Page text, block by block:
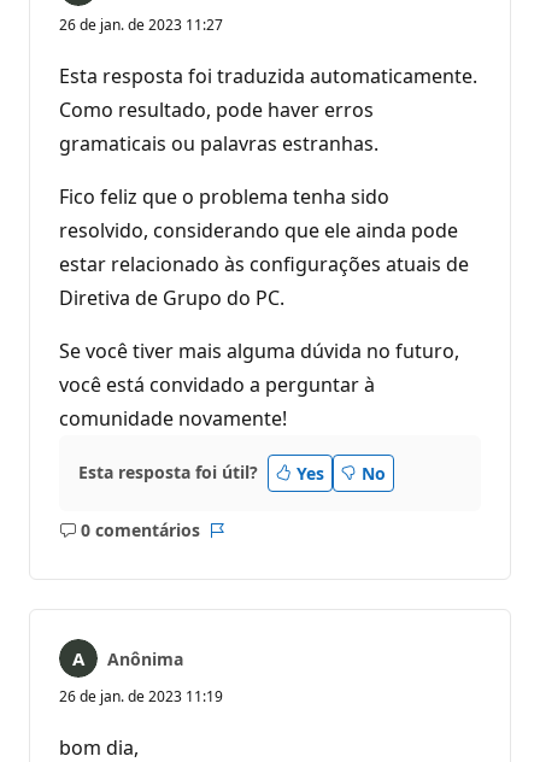
26 de jan. de 2023 11:27
Esta resposta foi traduzida automaticamente.
Como resultado, pode haver erros
gramaticais ou palavras estranhas.
Fico feliz que o problema tenha sido
resolvido, considerando que ele ainda pode
estar relacionado às configurações atuais de
Diretiva de Grupo do PC.
Se você tiver mais alguma dúvida no futuro,
você está convidado a perguntar à
comunidade novamente!
Esta resposta foi útil? Yes No
0 comentários
Sem
Anônima
26 de jan. de 2023 11:19
bom dia,